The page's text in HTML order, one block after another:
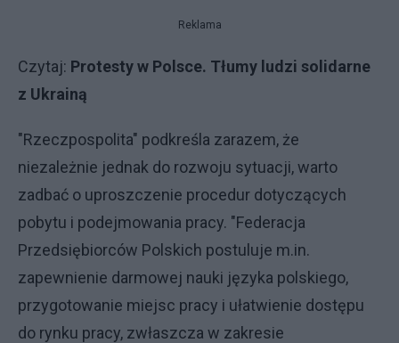
Reklama
Czytaj: Protesty w Polsce. Tłumy ludzi solidarne
z Ukrainą
"Rzeczpospolita" podkreśla zarazem, że
niezależnie jednak do rozwoju sytuacji, warto
zadbać o uproszczenie procedur dotyczących
pobytu i podejmowania pracy. "Federacja
Przedsiębiorców Polskich postuluje m.in.
zapewnienie darmowej nauki języka polskiego,
przygotowanie miejsc pracy i ułatwienie dostępu
do rynku pracy, zwłaszcza w zakresie